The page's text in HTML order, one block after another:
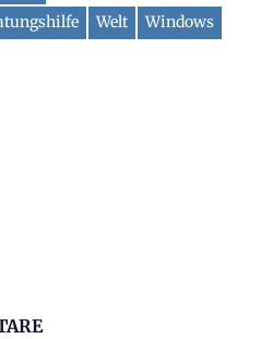
Welt Windows